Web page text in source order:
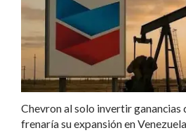
Chevron al solo invertir ganancias
frenaría su expansión en Venezuela